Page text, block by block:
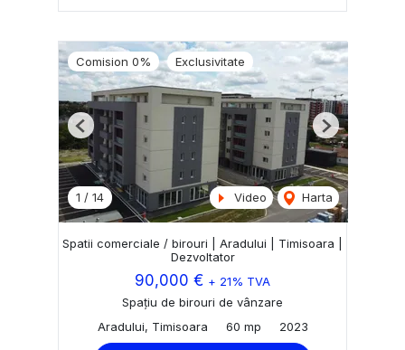
Comision 0% Exclusivitate
1 / 14 Video Harta
Previous Next
Spatii comerciale / birouri | Aradului | Timisoara |
Dezvoltator
90,000 € + 21% TVA
Spațiu de birouri de vânzare
Aradului, Timisoara
60 mp 2023